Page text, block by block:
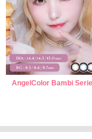
AngelColor Bambi